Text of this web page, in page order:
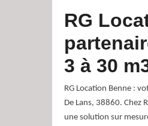
RG
3 à 30
RG Location Benne :
De Lans, 38860. Chez
une solution sur